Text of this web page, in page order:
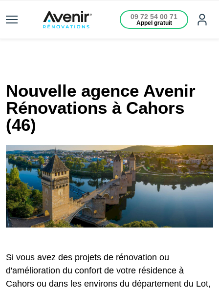
09 72 54 00 71
Appel gratuit
Nouvelle agence Avenir
Rénovations à Cahors
(46)
Si vous avez des projets de rénovation ou
d'amélioration du confort de votre résidence à
Cahors ou dans les environs du département du Lot,